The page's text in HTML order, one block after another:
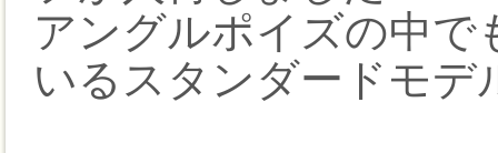
アングルポイズの中で
いるスタンダードモデ